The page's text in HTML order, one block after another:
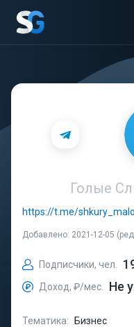
Голые
https://t.me/
Добавлено: 2021-12-05
Подписчики, чел.
Доход, ₽/мес. Не
Тематика:
Бизнес